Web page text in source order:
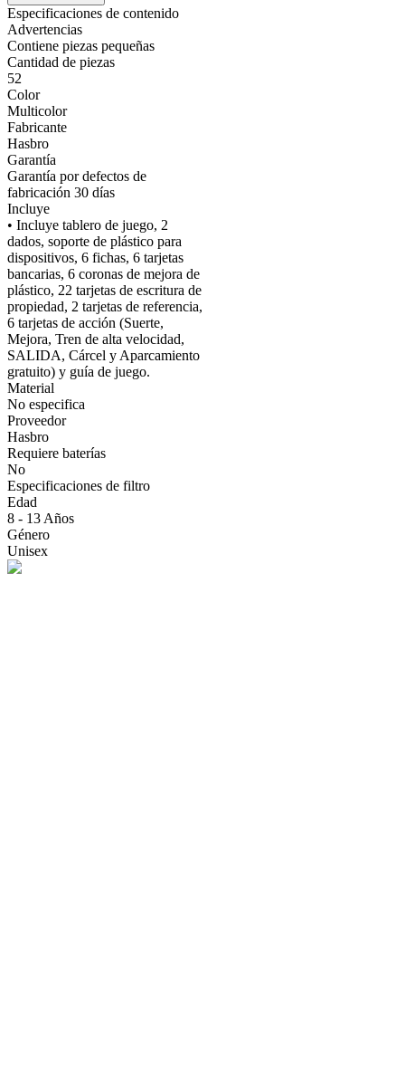
Especificaciones de contenido
Advertencias
Contiene piezas pequeñas
Cantidad de piezas
52
Color
Multicolor
Fabricante
Hasbro
Garantía
Garantía por defectos de
fabricación 30 días
Incluye
• Incluye tablero de juego, 2
dados, soporte de plástico para
dispositivos, 6 fichas, 6 tarjetas
bancarias, 6 coronas de mejora de
plástico, 22 tarjetas de escritura de
propiedad, 2 tarjetas de referencia,
6 tarjetas de acción (Suerte,
Mejora, Tren de alta velocidad,
SALIDA, Cárcel y Aparcamiento
gratuito) y guía de juego.
Material
No especifica
Proveedor
Hasbro
Requiere baterías
No
Especificaciones de filtro
Edad
8 - 13 Años
Género
Unisex